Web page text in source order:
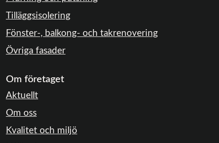
Tilläggsisolering
Fönster-, balkong- och takrenovering
Övriga fasader
Om företaget
Aktuellt
Om oss
Kvalitet och miljö